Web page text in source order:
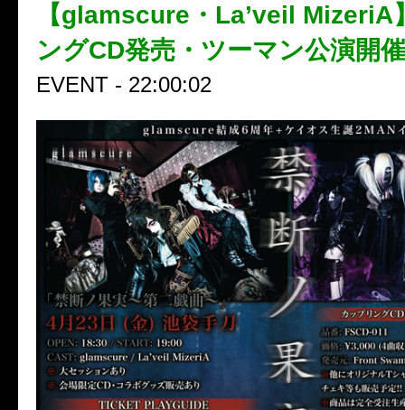
【glamscure・La’veil MizeriA
ングCD発売・ツーマン公演開
EVENT - 22:00:02